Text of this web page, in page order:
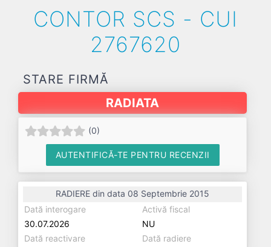
CONTOR SCS - CUI
2767620
STARE FIRMĂ
RADIATA
(0)
AUTENTIFICĂ-TE PENTRU RECENZII
RADIERE din data 08 Septembrie 2015
Dată interogare
30.07.2026
Activă fiscal
NU
Dată reactivare
Dată radiere